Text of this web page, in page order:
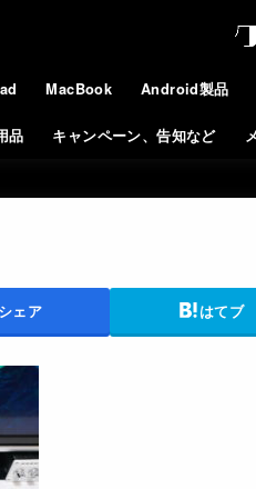
MacBook Android製品
品 キャンペーン、告知など
ェア はてブ